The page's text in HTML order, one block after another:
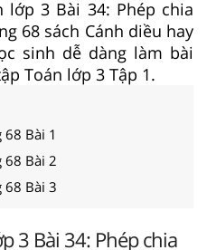
lớp 3 Bài 34: Phép chia
68 sách Cánh diều hay
sinh dễ dàng làm bài
Toán lớp 3 Tập 1.
Bài 1
68 Bài 2
68 Bài 3
3 Bài 34: Phép chia